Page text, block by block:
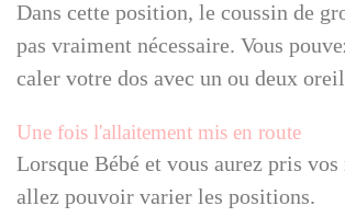
Dans cette position, le coussin de
pas vraiment nécessaire. Vous
caler votre dos avec un ou deux
Une fois l'allaitement mis en route
Lorsque Bébé et vous aurez pris vos
allez pouvoir varier les positions.